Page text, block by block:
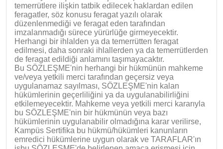
temerrütlere ilişkin tatbik edilecek haklardan edilen
feragatler, söz konusu feragat yazılı olarak
düzenlenmediği ve feragat eden tarafından
imzalanmadığı sürece yürürlüğe girmeyecektir.
Herhangi bir ihlalden ya da temerrütten feragat
edilmesi, daha sonraki ihlallerden ya da temerrütlerden
de feragat edildiği anlamını taşımayacaktır.
Bu SÖZLEŞME'nin herhangi bir hükmünün mahkeme
ve/veya yetkili merci tarafından geçersiz veya
uygulanamaz sayılması, SÖZLEŞME'nin kalan
hükümlerinin geçerliliğini ya da uygulanabilirliğini
etkilemeyecektir. Mahkeme veya yetkili merci kararıyla
bu SÖZLEŞME'nin bir hükmünün veya bazı
hükümlerinin uygulanabilir olmadığına karar verilirse,
Kampüs Sertifika bu hükmü/hükümleri kanunların
emredici hükümlerine uygun olarak ve TARAFLAR'ın